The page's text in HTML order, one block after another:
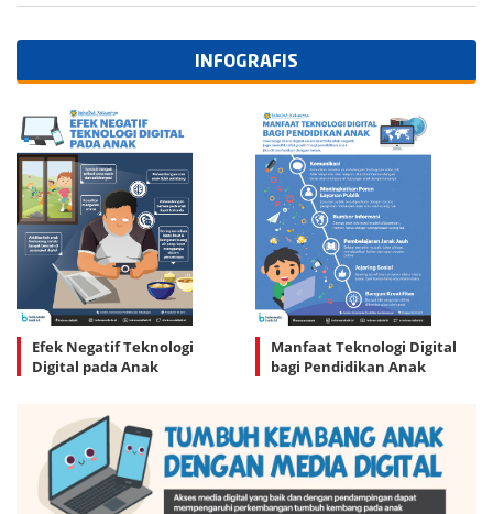
INFOGRAFIS
Efek Negatif Teknologi
Digital pada Anak
Manfaat Teknologi Digital
bagi Pendidikan Anak